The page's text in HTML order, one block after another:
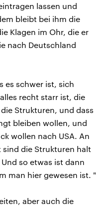
lassen und
bleibt bei ihm die
Klagen im Ohr, die er
nach Deutschland
es schwer ist, sich
recht starr ist, die
Strukturen, und dass
bleiben wollen, und
wollen nach USA. An
die Strukturen halt
so etwas ist dann
man hier gewesen ist. "
aber auch die